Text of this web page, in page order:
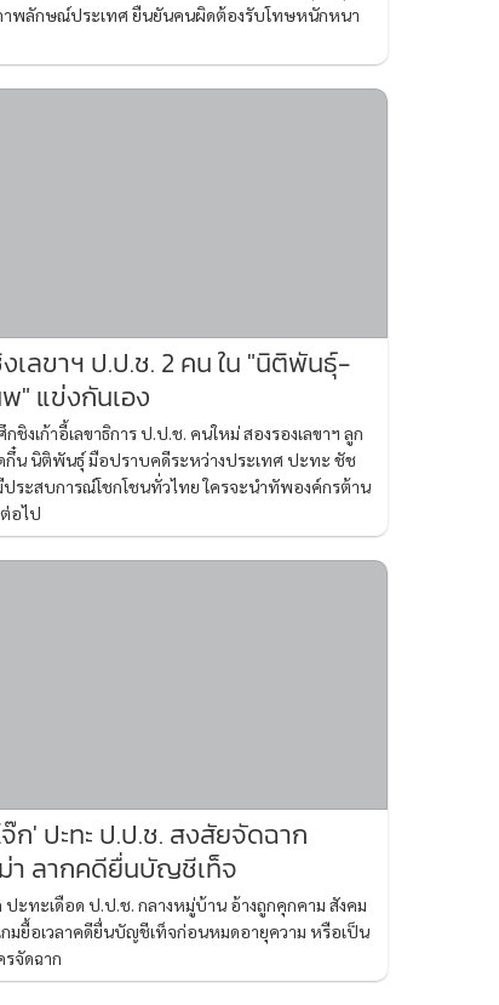
าพลักษณ์ประเทศ ยืนยันคนผิดต้องรับโทษหนักหนา
เลขาฯ ป.ป.ช. 2 คน ใน "นิติพันธุ์-
" แข่งกันเอง
ชิงเก้าอี้เลขาธิการ ป.ป.ช. คนใหม่ สองรองเลขาฯ ลูก
กึ๋น นิติพันธุ์ มือปราบคดีระหว่างประเทศ ปะทะ ชัช
ระสบการณ์โชกโชนทั่วไทย ใครจะนำทัพองค์กรต้าน
อไป
ก' ปะทะ ป.ป.ช. สงสัยจัดฉาก
า ลากคดียื่นบัญชีเท็จ
ปะทะเดือด ป.ป.ช. กลางหมู่บ้าน อ้างถูกคุกคาม สังคม
กมยื้อเวลาคดียื่นบัญชีเท็จก่อนหมดอายุความ หรือเป็น
จัดฉาก